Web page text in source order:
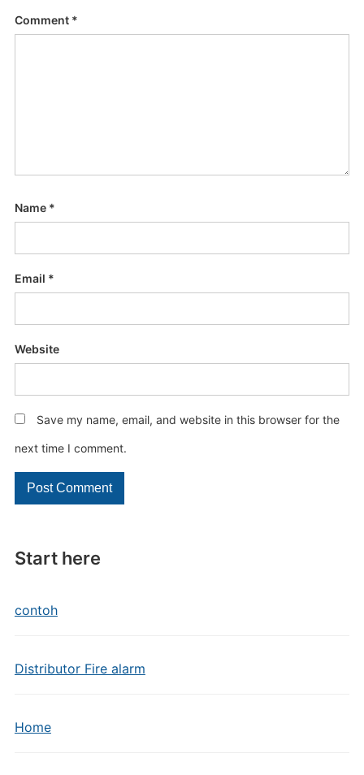
Start here
contoh
Distributor Fire alarm
Home
Comment *
Name *
Email *
Website
Save my name, email, and website in this browser for the
next time I comment.